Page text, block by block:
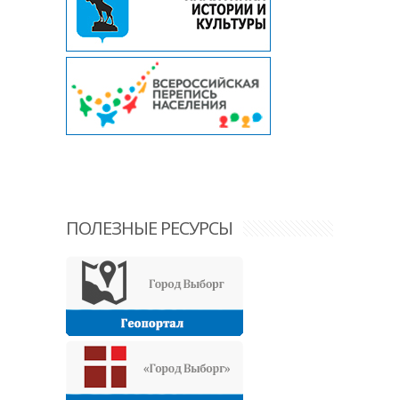
ПОЛЕЗНЫЕ РЕСУРСЫ